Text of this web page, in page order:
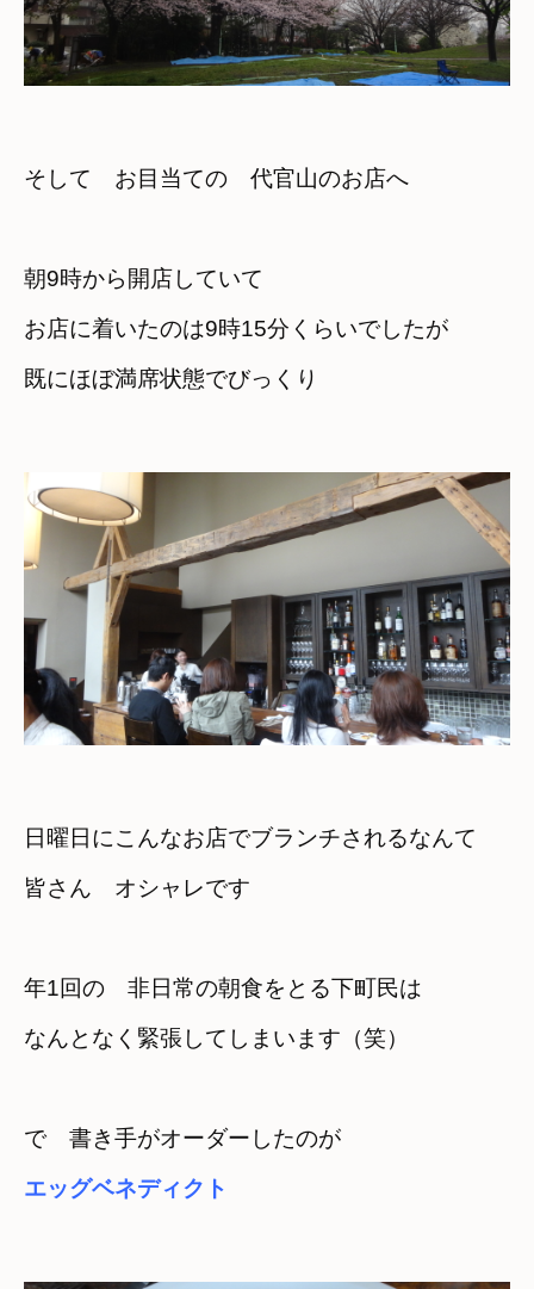
そして　お目当ての　代官山のお店へ
朝9時から開店していて
お店に着いたのは9時15分くらいでしたが
既にほぼ満席状態でびっくり
日曜日にこんなお店でブランチされるなんて
皆さん　オシャレです
年1回の　非日常の朝食をとる下町民は
なんとなく緊張してしまいます（笑）
エッグベネディクト